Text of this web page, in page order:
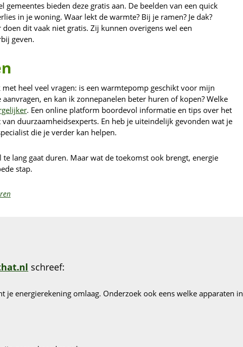
bieden deze gratis aan. De beelden van een quick
in je woning. Waar lekt de warmte? Bij je ramen? Je dak?
dit vaak niet gratis. Zij kunnen overigens wel een
geven.
heel veel vragen: is een warmtepomp geschikt voor mijn
en kan ik zonnepanelen beter huren of kopen? Welke
. Een online platform boordevol informatie en tips over het
duurzaamheidsexperts. En heb je uiteindelijk gevonden wat je
die je verder kan helpen.
lang gaat duren. Maar wat de toekomst ook brengt, energie
stap.
schreef:
je energierekening omlaag. Onderzoek ook eens welke apparaten in